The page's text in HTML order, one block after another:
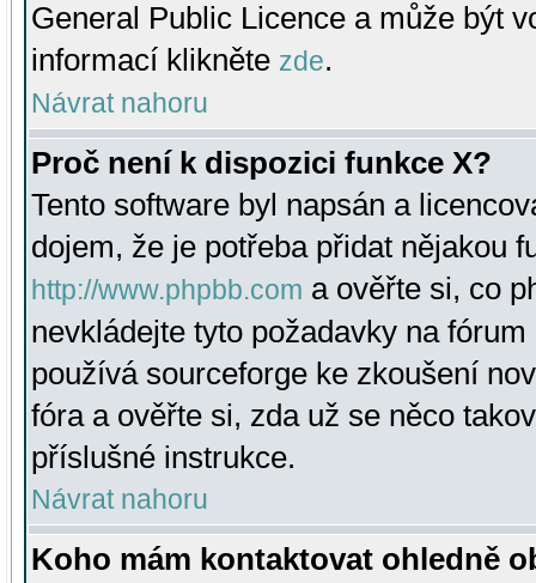
General Public Licence a může být
informací klikněte zde.
Návrat nahoru
Proč není k dispozici funkce X?
Tento software byl napsán a
dojem, že je potřeba přidat nějakou
http://www.phpbb.com a ověřte si, co
nevkládejte tyto požadavky na
používá sourceforge ke zkoušení
fóra a ověřte si, zda už se něco
příslušné instrukce.
Návrat nahoru
Koho mám kontaktovat ohledně